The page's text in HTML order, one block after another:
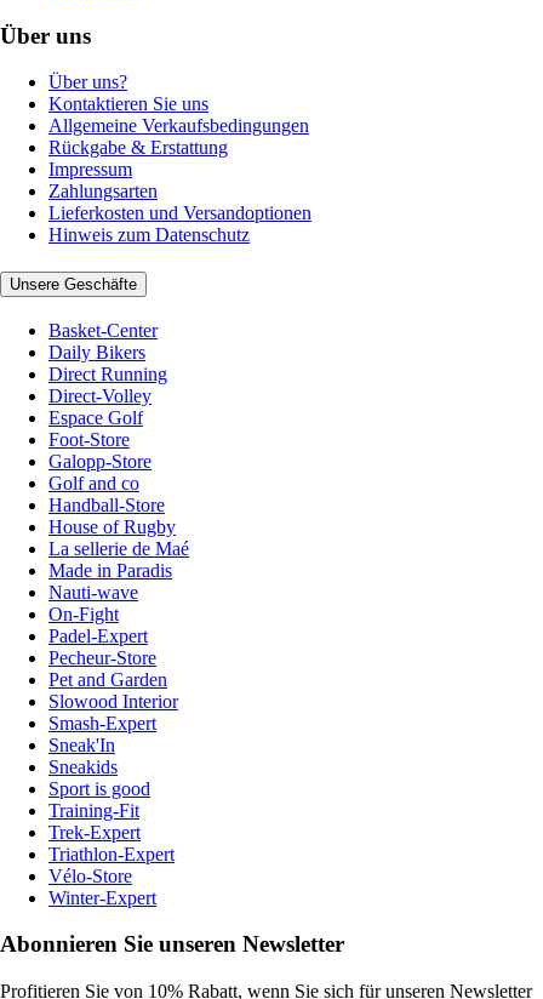
Über uns
Über uns?
Kontaktieren Sie uns
Allgemeine Verkaufsbedingungen
Rückgabe & Erstattung
Impressum
Zahlungsarten
Lieferkosten und Versandoptionen
Hinweis zum Datenschutz
Unsere Geschäfte
Basket-Center
Daily Bikers
Direct Running
Direct-Volley
Espace Golf
Foot-Store
Galopp-Store
Golf and co
Handball-Store
House of Rugby
La sellerie de Maé
Made in Paradis
Nauti-wave
On-Fight
Padel-Expert
Pecheur-Store
Pet and Garden
Slowood Interior
Smash-Expert
Sneak'In
Sneakids
Sport is good
Training-Fit
Trek-Expert
Triathlon-Expert
Vélo-Store
Winter-Expert
Abonnieren Sie unseren Newsletter
Profitieren Sie von 10% Rabatt, wenn Sie sich für unseren Newsletter